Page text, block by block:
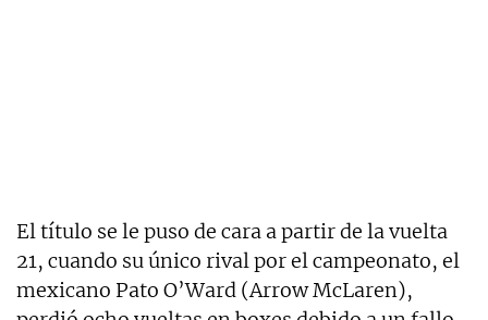
El título se le puso de cara a partir de la vuelta
21, cuando su único rival por el campeonato, el
mexicano Pato O’Ward (Arrow McLaren),